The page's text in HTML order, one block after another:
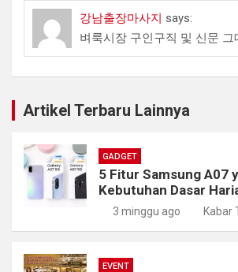
강남출장마사지 says:
벼룩시장 구인구직 및 신문 그
Artikel Terbaru Lainnya
GADGET
5 Fitur Samsung A07
Kebutuhan Dasar
3 minggu ago Kabar
EVENT